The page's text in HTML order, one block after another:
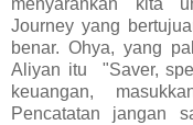
menyarankan kita
Journey yang
benar. Ohya, yang
Aliyan itu "Saver,
keuangan,
Pencatatan jangan